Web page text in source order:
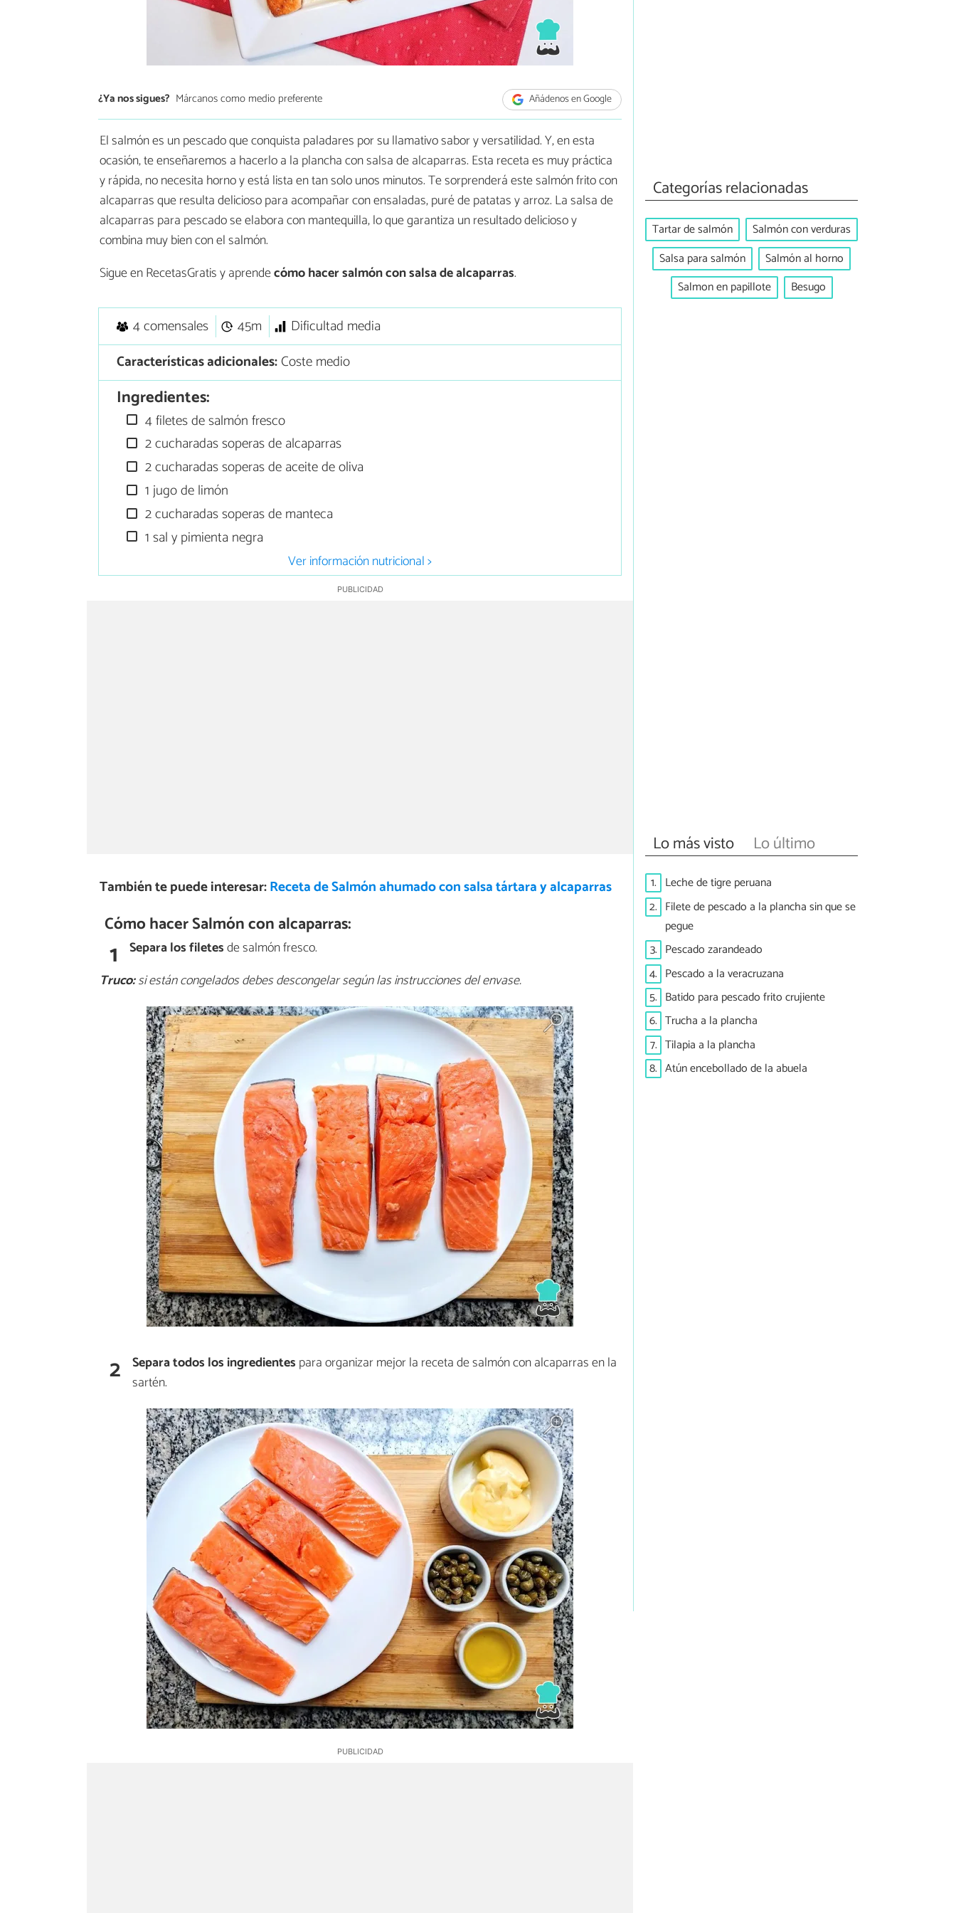
¿Ya nos sigues? Márcanos como medio preferente Añádenos en Google
El salmón es un pescado que conquista paladares por su llamativo sabor y versatilidad. Y, en esta
ocasión, te enseñaremos a hacerlo a la plancha con salsa de alcaparras. Esta receta es muy práctica
y rápida, no necesita horno y está lista en tan solo unos minutos. Te sorprenderá este salmón frito con
alcaparras que resulta delicioso para acompañar con ensaladas, puré de patatas y arroz. La salsa de
alcaparras para pescado se elabora con mantequilla, lo que garantiza un resultado delicioso y
combina muy bien con el salmón.
Sigue en RecetasGratis y aprendecómo hacersalmón con salsa de alcaparras.
4 comensales 45m
Dificultad media
Características adicionales:Coste medio
Ingredientes:
4 filetes de salmón fresco
2 cucharadas soperas de alcaparras
2 cucharadas soperas de aceite de oliva
1 jugo de limón
2 cucharadas soperas de manteca
1 sal y pimienta negra
Ver información nutricional >
También te puede interesar:Receta de Salmón ahumado con salsa tártara y alcaparras
Cómo hacer Salmón con alcaparras:
1 Separa losfiletesde salmón fresco.
Truco:si están congelados debes descongelar según las instrucciones del envase.
2 Separa todos los ingredientes para organizar mejor la receta de salmón con alcaparras en la
sartén.
Categorías relacionadas
Tartar de salmón
Salmón con verduras
Salsa para salmón
Salmón al horno
Salmon en papillote
Besugo
Lo más visto Lo último
1. Leche de tigre peruana
2. Filete de pescado a la plancha sin que se
pegue
3. Pescado zarandeado
4. Pescado a la veracruzana
5. Batido para pescado frito crujiente
6. Trucha a la plancha
7. Tilapia a la plancha
8. Atún encebollado de la abuela